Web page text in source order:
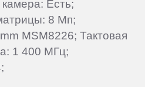
Есть;
8 Мп;
MSM8226; Тактовая
1 400 МГц;